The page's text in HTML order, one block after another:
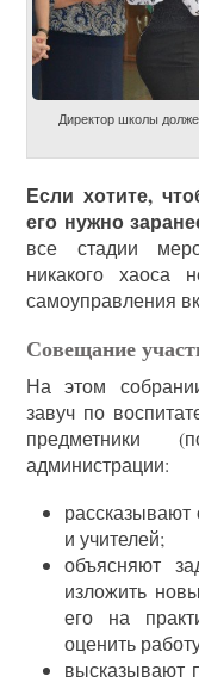
Директор школы
Если хотите,
его нужно
все стадии
никакого хаоса
самоуправления
Совещание
На этом
завуч по
предметники
администрации:
рассказывают
и учителей;
объясняют
изложить
его на
оценить
высказывают